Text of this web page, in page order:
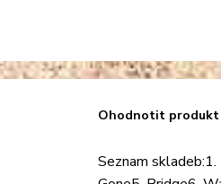
Ohodnotit produkt
Seznam